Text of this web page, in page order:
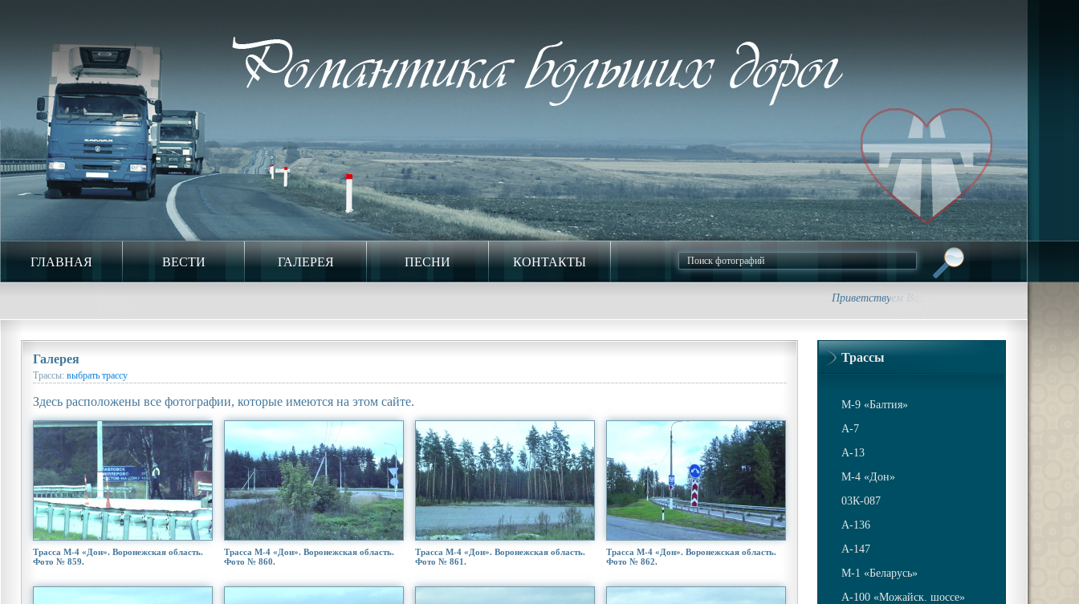
ГЛАВНАЯ ВЕСТИ ГАЛЕРЕЯ ПЕСНИ КОНТАКТЫ
Приветствуем Вас на сайте foto-dorog.ru.
Галерея
Трассы: выбрать трассу
Здесь расположены все фотографии, которые имеются на этом сайте.
Трасса М-4 «Дон». Воронежская область.
Фото № 859.
Трасса М-4 «Дон». Воронежская область.
Фото № 860.
Трасса М-4 «Дон». Воронежская область.
Фото № 861.
Трасса М-4 «Дон». Воронежская область.
Фото № 862.
Трассы
М-9 «Балтия»
A-7
A-13
М-4 «Дон»
03К-087
А-136
А-147
М-1 «Беларусь»
А-100 «Можайск. шоссе»